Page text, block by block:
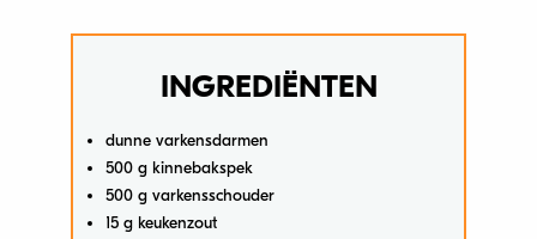
INGREDIËNTEN
dunne varkensdarmen
500 g kinnebakspek
500 g varkensschouder
15 g keukenzout